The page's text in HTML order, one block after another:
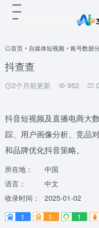
首页 • 自媒体短视频 • 账号数据
抖查查
2个月前更新 952 0
抖音短视频及直播电商大
踪、用户画像分析、竞品
和品牌优化抖音策略。
所在地：
中国
语言：
中文
收录时间：
2025-01-02
1
1- 1